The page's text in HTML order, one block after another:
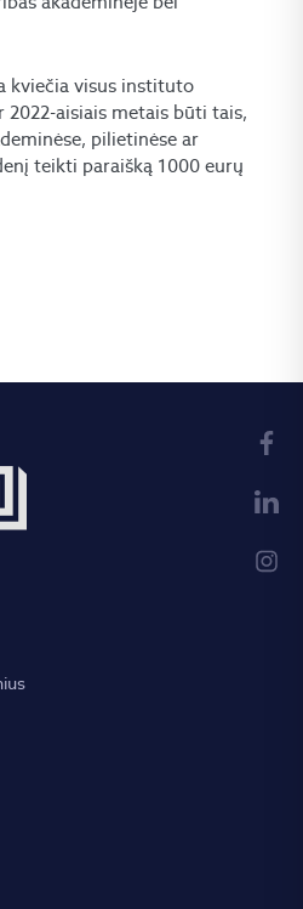
kviečia visus instituto
aisiais metais būti tais,
pilietinėse ar
teikti paraišką 1000 eurų